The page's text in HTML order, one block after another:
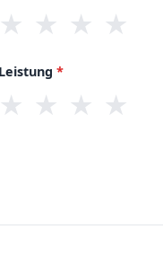
★ ★ ★
*
★ ★ ★